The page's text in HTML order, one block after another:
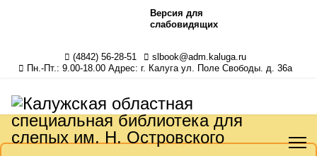
Версия для
слабовидящих
(4842) 56-28-51
slbook@adm.kaluga.ru
Пн.-Пт.: 9.00-18.00 Адрес: г. Калуга ул. Поле Свободы. д. 36а